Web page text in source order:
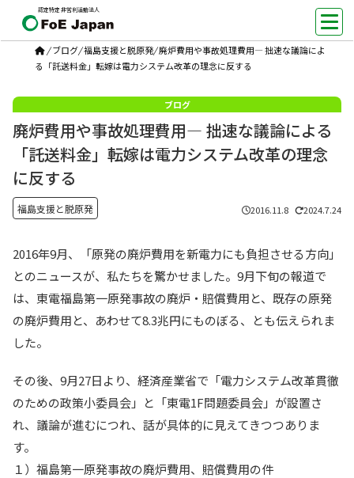
認定特定非営利活動法人
/ ブログ/福島支援と脱原発/廃炉費用や事故処理費用― 拙速な議論によ
る「託送料金」転嫁は電力システム改革の理念に反する
廃炉費用や事故処理費用― 拙速な議論による
「託送料金」転嫁は電力システム改革の理念
に反する
福島支援と脱原発 2016.11.8 2024.7.24
2016年9月、「原発の廃炉費用を新電力にも負担させる方向」
とのニュースが、私たちを驚かせました。9月下旬の報道で
は、東電福島第一原発事故の廃炉・賠償費用と、既存の原発
の廃炉費用と、あわせて8.3兆円にものぼる、とも伝えられま
した。
その後、9月27日より、経済産業省で「電力システム改革貫徹
のための政策小委員会」と「東電1F問題委員会」が設置さ
れ、議論が進むにつれ、話が具体的に見えてきつつありま
す。
１）福島第一原発事故の廃炉費用、賠償費用の件